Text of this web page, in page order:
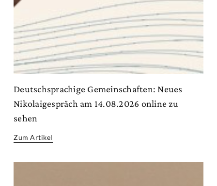
Deutschsprachige Gemeinschaften: Neues
Nikolaigespräch am 14.08.2026 online zu
sehen
Zum Artikel